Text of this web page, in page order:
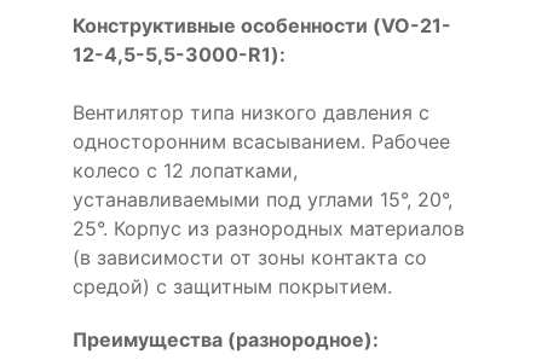
Конструктивные особенности (VO-21-
12-4,5-5,5-3000-R1):
Вентилятор типа низкого давления с
односторонним всасыванием. Рабочее
колесо с 12 лопатками,
устанавливаемыми под углами 15°, 20°,
25°. Корпус из разнородных материалов
(в зависимости от зоны контакта со
средой) с защитным покрытием.
Преимущества (разнородное):